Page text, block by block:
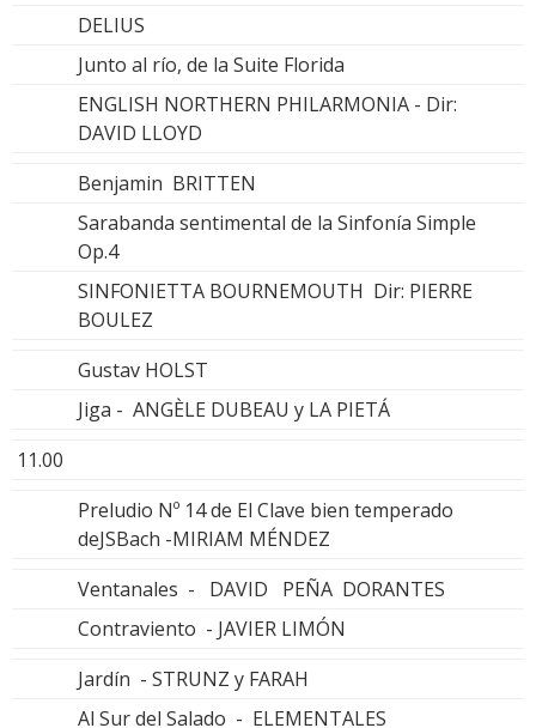
DELIUS
Junto al río, de la Suite Florida
ENGLISH NORTHERN PHILARMONIA - Dir:
DAVID LLOYD
Benjamin BRITTEN
Sarabanda sentimental de la Sinfonía Simple
Op.4
SINFONIETTA BOURNEMOUTH Dir: PIERRE
BOULEZ
Gustav HOLST
Jiga - ANGÈLE DUBEAU y LA PIETÁ
11.00
Preludio Nº 14 de El Clave bien temperado
deJSBach -MIRIAM MÉNDEZ
Ventanales - DAVID PEÑA DORANTES
Contraviento - JAVIER LIMÓN
Jardín - STRUNZ y FARAH
Al Sur del Salado - ELEMENTALES